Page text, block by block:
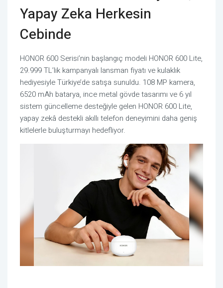
Yapay Zeka Herkesin
Cebinde
HONOR 600 Serisi’nin başlangıç modeli HONOR 600 Lite,
29.999 TL’lik kampanyalı lansman fiyatı ve kulaklık
hediyesiyle Türkiye’de satışa sunuldu. 108 MP kamera,
6520 mAh batarya, ince metal gövde tasarımı ve 6 yıl
sistem güncelleme desteğiyle gelen HONOR 600 Lite,
yapay zekâ destekli akıllı telefon deneyimini daha geniş
kitlelerle buluşturmayı hedefliyor.